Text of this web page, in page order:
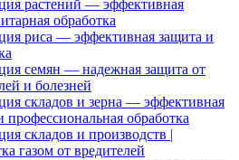
растений — эффективная
обработка
риса — эффективная защита и
семян — надежная защита от
и болезней
складов и зерна — эффективная
профессиональная обработка
складов и производств |
газом от вредителей